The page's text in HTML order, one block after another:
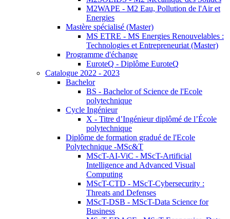
M2WAPE - M2 Eau, Pollution de l'Air et
Energies
Mastère spécialisé (Master)
MS ETRE - MS Energies Renouvelables :
Technologies et Entrepreneuriat (Master)
Programme d'échange
EuroteQ - Diplôme EuroteQ
Catalogue 2022 - 2023
Bachelor
BS - Bachelor of Science de l'Ecole
polytechnique
Cycle Ingénieur
X - Titre d’Ingénieur diplômé de l’École
polytechnique
Diplôme de formation gradué de l'Ecole
Polytechnique -MSc&T
MScT-AI-ViC - MScT-Artificial
Intelligence and Advanced Visual
Computing
MScT-CTD - MScT-Cybersecurity :
Threats and Defenses
MScT-DSB - MScT-Data Science for
Business